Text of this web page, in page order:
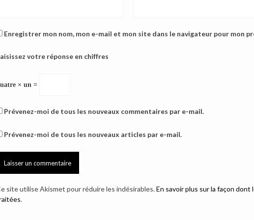
Enregistrer mon nom, mon e-mail et mon site dans le navigateur pour mon
votre réponse en chiffres
× un =
Prévenez-moi de tous les nouveaux commentaires par e-mail.
Prévenez-moi de tous les nouveaux articles par e-mail.
site utilise Akismet pour réduire les indésirables.En savoir plus sur la façon
.